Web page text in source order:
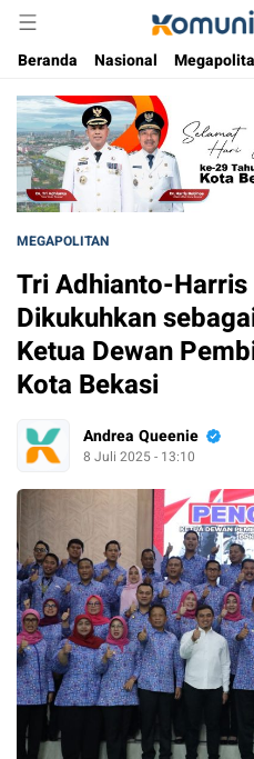
Media
Beranda
Nasional
MEGAPOLITAN
Tri Adhianto-
Dikukuhkan
Ketua Dewan
Kota Bekasi
Andrea Queenie
8 Juli 2025 - 13:10